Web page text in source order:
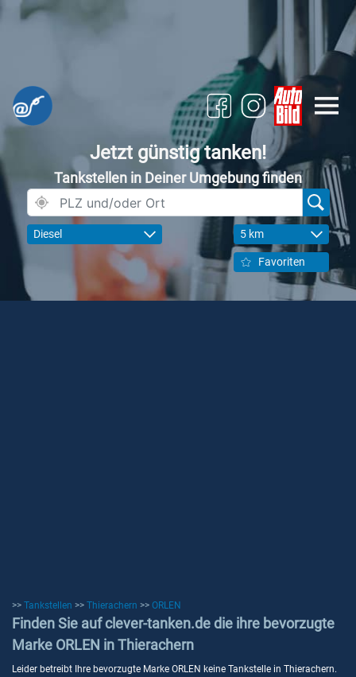
Jetzt günstig tanken!
Tankstellen in Deiner Umgebung finden
Diesel 5 km
Favoriten
>> Tankstellen >> Thierachern >> ORLEN
Finden Sie auf clever-tanken.de die ihre bevorzugte
Marke ORLEN in Thierachern
Leider betreibt Ihre bevorzugte Marke ORLEN keine Tankstelle in Thierachern.